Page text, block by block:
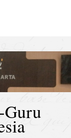
Guru